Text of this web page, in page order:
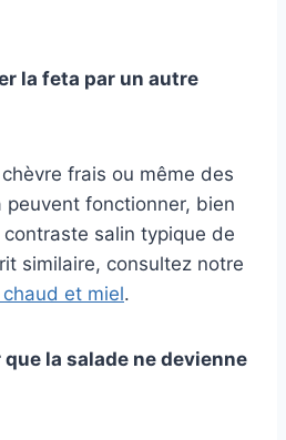
la feta par un autre
frais ou même des
peuvent fonctionner, bien
salin typique de
similaire, consultez notre
et miel.
la salade ne devienne